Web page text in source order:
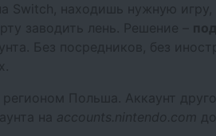
Switch, находишь нужную
заводить лень. Решение –
Без посредников, без
Польша. Аккаунт
на accounts.nintendo.com